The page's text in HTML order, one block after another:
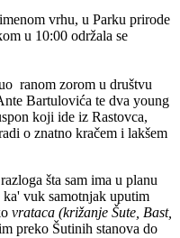
vrhu, u Parku prirode
u 10:00 održala se
ranom zorom u društvu
Bartulovića te dva young
koji ide iz Rastovca,
o znatno kračem i lakšem
šta sam ima u planu
vuk samotnjak uputim
vrataca (križanje Šute, Bast,
preko Šutinih stanova do